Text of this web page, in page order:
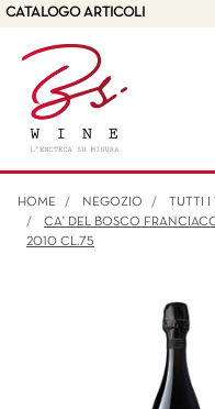
CATALOGO ARTICOLI
HOME NEGOZIO TUTTI I
CA' DEL BOSCO
2010 CL.75